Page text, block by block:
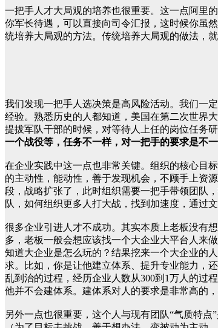
一把手人才大局观的培养也很重要。这一点阿里
你军长待遇，可以直接向司令汇报，这时候你虽
统培养大局观的方法。传统培养大局观的做法，
我们发现一把手人选决策是高风险活动。我们一
经验。熟悉历史的人都知道，美国在第二次世界
提拔军队干部的时候，对等待人上任的岗位任务
一个战役等，任务不一样，对一把手的要求是不
在企业实践中这一点也非常关键。组织的核心目
的主动性，能动性，善于发现机会，不顾手上资
段，战略扩张了，此时组织需要一把手带领团队
队，如何组织更多人打大战，找到加速度，通过
很多企业引进人才不成功。其实本质上老板没有
多，老板一般会想应该找一个大企业大平台人来
知道大企业是怎么玩的？结果挖来一个大企业的
求。比如，你是让他建立体系、提升专业能力，
乱到治的过程，经历企业人数从300到1万人的过
他并不会建体系。建体系对人的要求是非常高的
另外一点也很重要，这个人与现有团队“气质特